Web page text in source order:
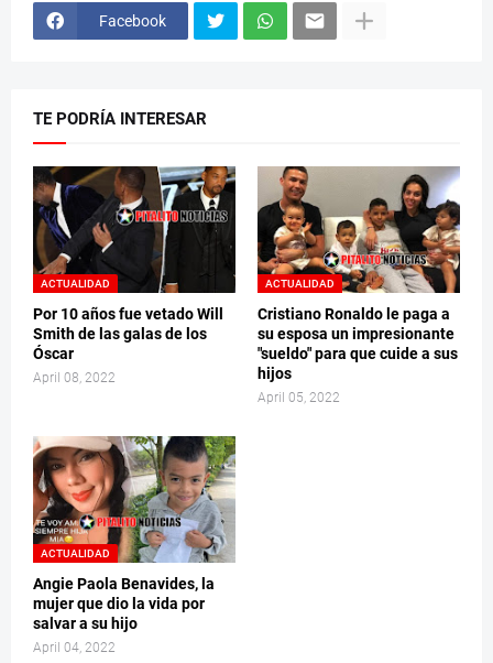
Facebook
TE PODRÍA INTERESAR
ACTUALIDAD
Por 10 años fue vetado Will
Smith de las galas de los
Óscar
April 08, 2022
ACTUALIDAD
Cristiano Ronaldo le paga a
su esposa un impresionante
"sueldo" para que cuide a sus
hijos
April 05, 2022
ACTUALIDAD
Angie Paola Benavides, la
mujer que dio la vida por
salvar a su hijo
April 04, 2022